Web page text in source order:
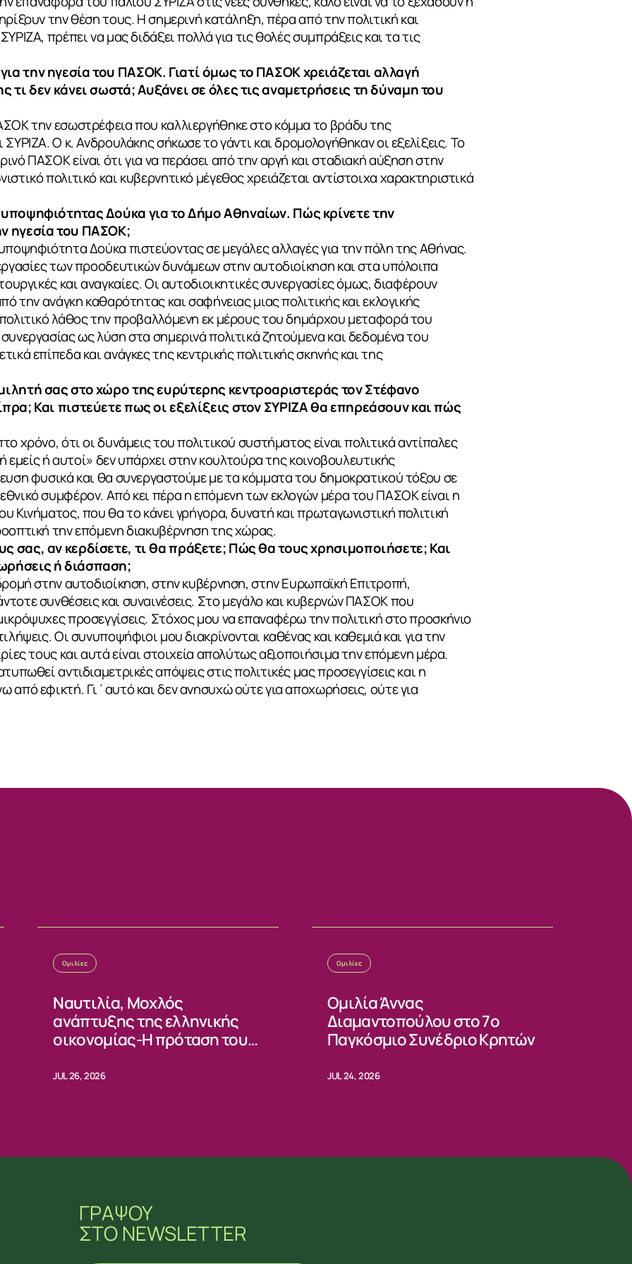
την θέση τους. Η σημερινή κατάληξη, πέρα από την πολιτική και
πρέπει να μας διδάξει πολλά για τις θολές συμπράξεις και τα τις
την ηγεσία του ΠΑΣΟΚ. Γιατί όμως το ΠΑΣΟΚ χρειάζεται αλλαγή
τι δεν κάνει σωστά; Αυξάνει σε όλες τις αναμετρήσεις τη δύναμη του
την εσωστρέφεια που καλλιεργήθηκε στο κόμμα το βράδυ της
Ο κ. Ανδρουλάκης σήκωσε το γάντι και δρομολογήθηκαν οι εξελίξεις. Το
ΠΑΣΟΚ είναι ότι για να περάσει από την αργή και σταδιακή αύξηση στην
πολιτικό και κυβερνητικό μέγεθος χρειάζεται αντίστοιχα χαρακτηριστικά
Δούκα για το Δήμο Αθηναίων. Πώς κρίνετε την
ηγεσία του ΠΑΣΟΚ;
Δούκα πιστεύοντας σε μεγάλες αλλαγές για την πόλη της Αθήνας.
των προοδευτικών δυνάμεων στην αυτοδιοίκηση και στα υπόλοιπα
και αναγκαίες. Οι αυτοδιοικητικές συνεργασίες όμως, διαφέρουν
την ανάγκη καθαρότητας και σαφήνειας μιας πολιτικής και εκλογικής
λάθος την προβαλλόμενη εκ μέρους του δημάρχου μεταφορά του
ως λύση στα σημερινά πολιτικά ζητούμενα και δεδομένα του
επίπεδα και ανάγκες της κεντρικής πολιτικής σκηνής και της
σας στο χώρο της ευρύτερης κεντροαριστεράς τον Στέφανο
Και πιστεύετε πως οι εξελίξεις στον ΣΥΡΙΖΑ θα επηρεάσουν και πώς
χρόνο, ότι οι δυνάμεις του πολιτικού συστήματος είναι πολιτικά αντίπαλες
εμείς ή αυτοί» δεν υπάρχει στην κουλτούρα της κοινοβουλευτικής
φυσικά και θα συνεργαστούμε με τα κόμματα του δημοκρατικού τόξου σε
συμφέρον. Από κει πέρα η επόμενη των εκλογών μέρα του ΠΑΣΟΚ είναι η
Κινήματος, που θα το κάνει γρήγορα, δυνατή και πρωταγωνιστική πολιτική
την επόμενη διακυβέρνηση της χώρας.
σας, αν κερδίσετε, τι θα πράξετε; Πώς θα τους χρησιμοποιήσετε; Και
ή διάσπαση;
στην αυτοδιοίκηση, στην κυβέρνηση, στην Ευρωπαϊκή Επιτροπή,
συνθέσεις και συναινέσεις. Στο μεγάλο και κυβερνών ΠΑΣΟΚ που
προσεγγίσεις. Στόχος μου να επαναφέρω την πολιτική στο προσκήνιο
Οι συνυποψήφιοι μου διακρίνονται καθένας και καθεμιά και για την
τους και αυτά είναι στοιχεία απολύτως αξιοποιήσιμα την επόμενη μέρα.
αντιδιαμετρικές απόψεις στις πολιτικές μας προσεγγίσεις και η
από εφικτή. Γι΄αυτό και δεν ανησυχώ ούτε για αποχωρήσεις, ούτε για
Ομιλίες
Ναυτιλία, Μοχλός
ανάπτυξης της ελληνικής
οικονομίας-Η πρόταση του
JUL 26, 2026
Ομιλίες
Ομιλία Άννας
Διαμαντοπούλου στο 7ο
Παγκόσμιο Συνέδριο Κρητών
JUL 24, 2026
ΓΡΑΨΟΥ
ΣΤΟ NEWSLETTER